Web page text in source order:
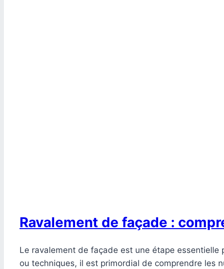
Ravalement de façade :
Le ravalement de façade est une étape essentielle
ou techniques, il est primordial de comprendre les